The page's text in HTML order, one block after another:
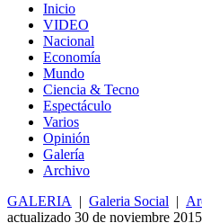
Inicio
VIDEO
Nacional
Economía
Mundo
Ciencia & Tecno
Espectáculo
Varios
Opinión
Galería
Archivo
GALERIA
| Galeria Social |
actualizado 30 de noviembre 2015